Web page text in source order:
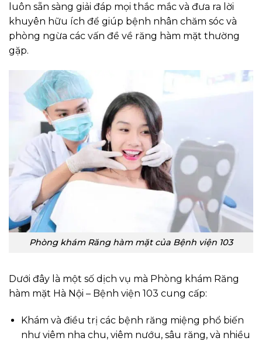
luôn sẵn sàng giải đáp mọi thắc mắc và đưa ra lời
khuyên hữu ích để giúp bệnh nhân chăm sóc và
phòng ngừa các vấn đề về răng hàm mặt thường
gặp.
Phòng khám Răng hàm mặt của Bệnh viện 103
Dưới đây là một số dịch vụ mà Phòng khám Răng
hàm mặt Hà Nội – Bệnh viện 103 cung cấp:
Khám và điều trị các bệnh răng miệng phổ biến
như viêm nha chu, viêm nướu, sâu răng, và nhiều